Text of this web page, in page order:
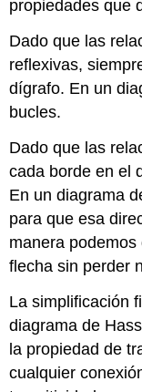
propiedades que
Dado que las
reflexivas,
dígrafo. En un
bucles.
Dado que las
cada borde en el
En un diagrama
para que esa
manera
flecha sin perder
La simplificación
diagrama de
la propiedad de
cualquier